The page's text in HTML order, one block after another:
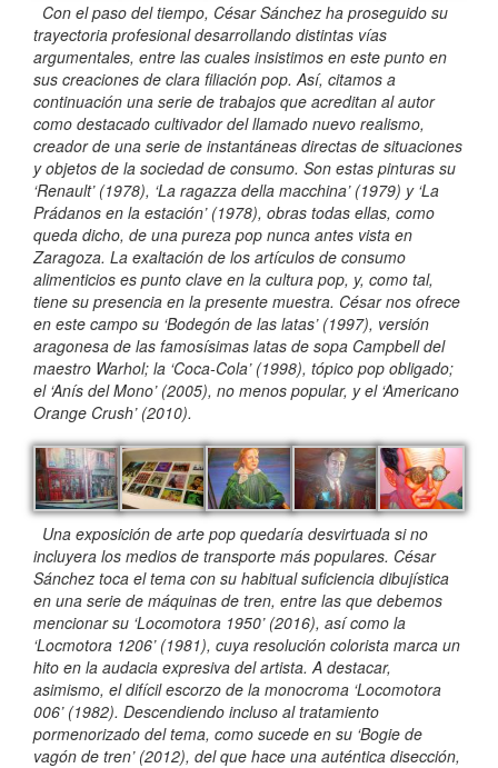
Con el paso del tiempo, César Sánchez ha proseguido su
trayectoria profesional desarrollando distintas vías
argumentales, entre las cuales insistimos en este punto en
sus creaciones de clara filiación pop. Así, citamos a
continuación una serie de trabajos que acreditan al autor
como destacado cultivador del llamado nuevo realismo,
creador de una serie de instantáneas directas de situaciones
y objetos de la sociedad de consumo. Son estas pinturas su
‘Renault’ (1978), ‘La ragazza della macchina’ (1979) y ‘La
Prádanos en la estación’ (1978), obras todas ellas, como
queda dicho, de una pureza pop nunca antes vista en
Zaragoza. La exaltación de los artículos de consumo
alimenticios es punto clave en la cultura pop, y, como tal,
tiene su presencia en la presente muestra. César nos ofrece
en este campo su ‘Bodegón de las latas’ (1997), versión
aragonesa de las famosísimas latas de sopa Campbell del
maestro Warhol; la ‘Coca-Cola’ (1998), tópico pop obligado;
el ‘Anís del Mono’ (2005), no menos popular, y el ‘Americano
Orange Crush’ (2010).
Una exposición de arte pop quedaría desvirtuada si no
incluyera los medios de transporte más populares. César
Sánchez toca el tema con su habitual suficiencia dibujística
en una serie de máquinas de tren, entre las que debemos
mencionar su ‘Locomotora 1950’ (2016), así como la
‘Locmotora 1206’ (1981), cuya resolución colorista marca un
hito en la audacia expresiva del artista. A destacar,
asimismo, el difícil escorzo de la monocroma ‘Locomotora
006’ (1982). Descendiendo incluso al tratamiento
pormenorizado del tema, como sucede en su ‘Bogie de
vagón de tren’ (2012), del que hace una auténtica disección,